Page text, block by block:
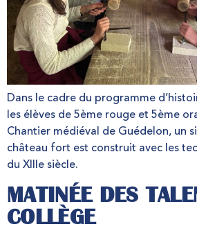
Dans le cadre du programme
les élèves de 5ème rouge et 5ème
Chantier médiéval de Guédelon, un
château fort est construit avec les
du XIIIe siècle.
MATINÉE DES
COLLÈGE